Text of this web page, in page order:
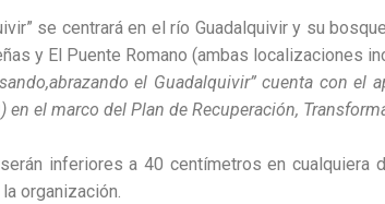
se centrará en el río Guadalquivir y su
y El Puente Romano (ambas localizaciones
el Guadalquivir” cuenta con
el marco del Plan de Recuperación,
inferiores a 40 centímetros en cualquiera
organización.